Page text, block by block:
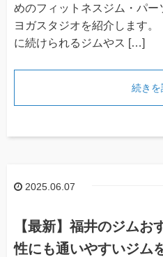
めのフィットネスジム・パー
ヨガスタジオを紹介します
に続けられるジムやス […]
続きを
2025.06.07
【最新】福井のジムお
性にも通いやすいジム